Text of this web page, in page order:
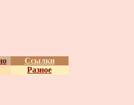
Ссылки
Разное